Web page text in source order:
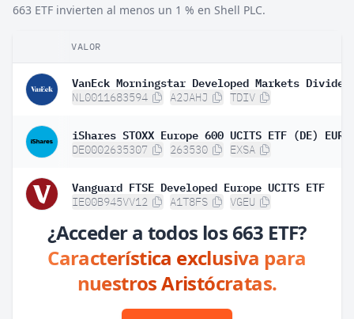
663 ETF invierten al menos un 1 % en Shell PLC.
VALOR
NL0011683594 A2JAHJ TDIV
DE0002635307 263530 EXSA
Vanguard FTSE Developed Europe UCITS ETF
IE00B945VV12 A1T8FS VGEU
¿Acceder a todos los 663 ETF?
Característica exclusiva para
nuestros Aristócratas.